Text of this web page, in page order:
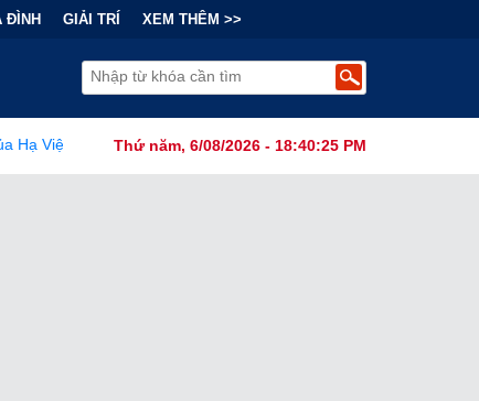
ĐÌNH GIẢI TRÍ XEM THÊM >>
Thứ năm, 6/08/2026 - 18:40:26 PM
Cãi Về Nguồn Gốc SARS-CoV-2 Từ Phòng Thí Nghiệm